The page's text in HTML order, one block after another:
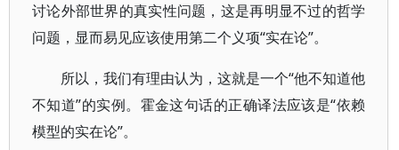
讨论外部世界的真实性问题，这是再明显不过的哲学
问题，显而易见应该使用第二个义项“实在论”。
所以，我们有理由认为，这就是一个“他不知道他
不知道”的实例。霍金这句话的正确译法应该是“依赖
模型的实在论”。